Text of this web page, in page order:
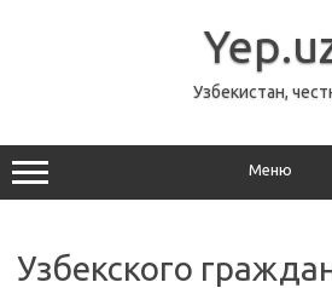
Узбекистан,
Меню
Узбекского